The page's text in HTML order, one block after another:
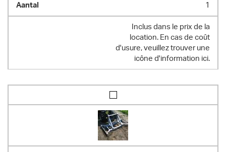
1
Inclus dans le prix de la
location. En cas de coût
d'usure, veuillez trouver une
icône d'information ici.